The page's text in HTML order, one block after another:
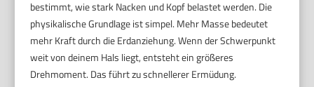
bestimmt, wie stark Nacken und Kopf belastet werden. Die
physikalische Grundlage ist simpel. Mehr Masse bedeutet
mehr Kraft durch die Erdanziehung. Wenn der Schwerpunkt
weit von deinem Hals liegt, entsteht ein größeres
Drehmoment. Das führt zu schnellerer Ermüdung.